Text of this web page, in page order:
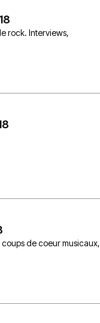
rock. Interviews,
de coeur musicaux,